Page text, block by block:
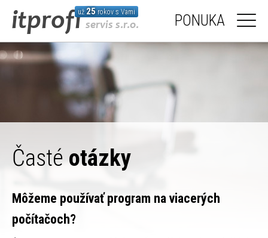
už 25rokov s Vami PONUKA
Častéotázky
Môžeme používať program na viacerých
počítačoch?